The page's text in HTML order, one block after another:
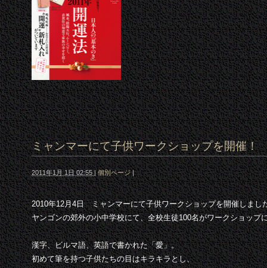
ミャンマーにて子供ワークショップを開催！
2011年1月 1日 02:55| 個別ページ |
2010年12月4日 ミャンマーにて子供ワークショップを開催しまし
ヤンゴンの郊外の小中学校にて、全校生徒100名がワークショップ
漢字、ビルマ語、英語で書かれた「愛」。
初めて筆を持つ子供たちの目はキラキラとし、